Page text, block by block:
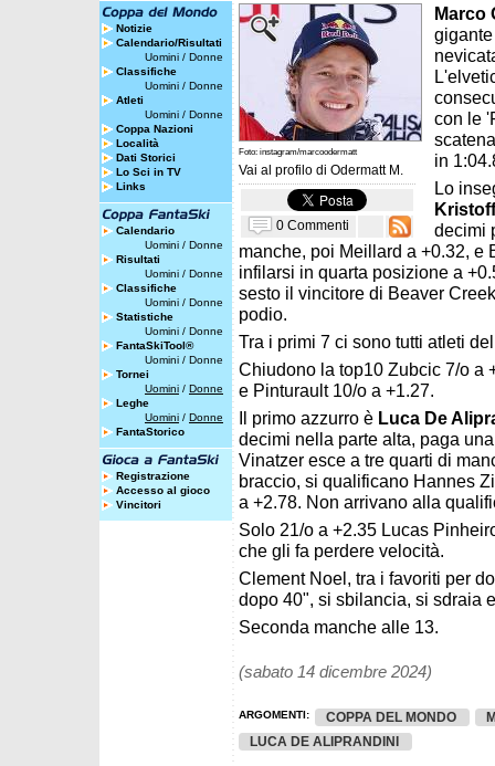
Notizie
Calendario/Risultati
Uomini / Donne
Classifiche
Uomini / Donne
Atleti
Uomini / Donne
Coppa Nazioni
Località
Dati Storici
Lo Sci in TV
Links
Calendario
Uomini / Donne
Risultati
Uomini / Donne
Classifiche
Uomini / Donne
Statistiche
Uomini / Donne
FantaSkiTool®
Uomini / Donne
Tornei
Uomini / Donne
Leghe
Uomini / Donne
FantaStorico
Registrazione
Accesso al gioco
Vincitori
Foto: instagram/marcoodermatt
Vai al profilo di Odermatt M.
0 Commenti
Marco
con le
in
Lo
decimi
manche, poi Meillard a +0.32, e
infilarsi in quarta posizione a
sesto il vincitore di Beaver
podio.
Tra i primi 7 ci sono tutti atleti
Chiudono la top10 Zubcic 7/o a
e Pinturault 10/o a +1.27.
Il primo azzurro è Luca De
decimi nella parte alta, paga
Vinatzer esce a tre quarti di
braccio, si qualificano Hannes
a +2.78. Non arrivano alla
Solo 21/o a +2.35 Lucas
che gli fa perdere velocità.
Clement Noel, tra i favoriti per
dopo 40", si sbilancia, si sdraia
Seconda manche alle 13.
(sabato 14 dicembre 2024)
ARGOMENTI: COPPA DEL MONDO
LUCA DE ALIPRANDINI